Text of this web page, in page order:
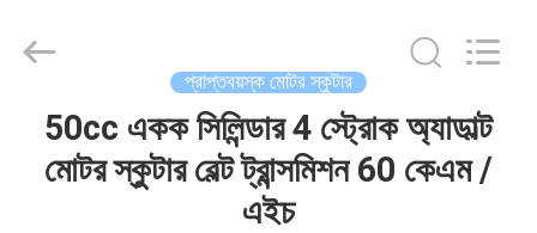
বাড়ি
Vehicle
Co.,Ltd.
প্রাপ্তবয়স্ক মোটর স্কুটার
50cc একক সিলিন্ডার 4 স্ট্রোক অ্যাডাল্ট
মোটর স্কুটার বেল্ট ট্রান্সমিশন 60 কেএম /
এইচ